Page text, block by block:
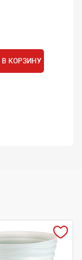
В КОРЗИНУ